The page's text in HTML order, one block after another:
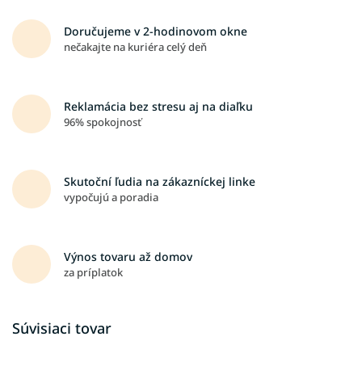
Doručujeme v 2-hodinovom okne
nečakajte na kuriéra celý deň
Reklamácia bez stresu aj na diaľku
96% spokojnosť
Skutoční ľudia na zákazníckej linke
vypočujú a poradia
Výnos tovaru až domov
za príplatok
Súvisiaci tovar